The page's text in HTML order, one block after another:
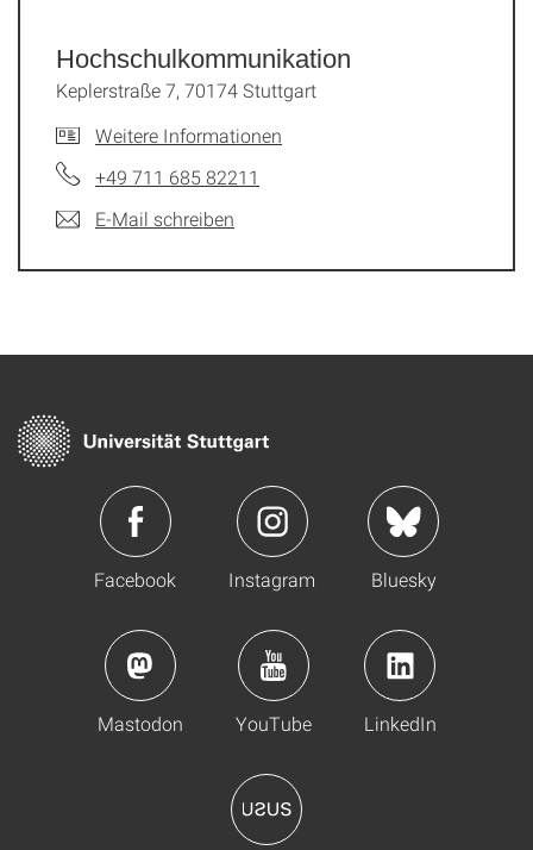
Hochschulkommunikation
Keplerstraße 7, 70174 Stuttgart
Weitere Informationen
+49 711 685 82211
E-Mail schreiben
Facebook Instagram Bluesky
Mastodon YouTube LinkedIn